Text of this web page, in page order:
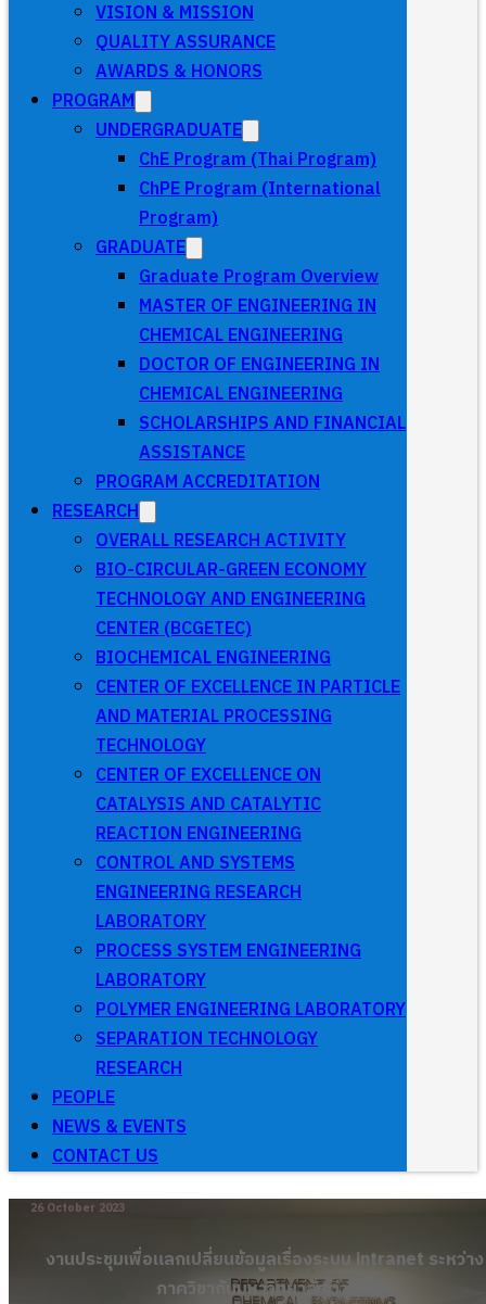
VISION & MISSION
QUALITY ASSURANCE
AWARDS & HONORS
PROGRAM
UNDERGRADUATE
ChE Program (Thai Program)
ChPE Program (International
Program)
GRADUATE
Graduate Program Overview
MASTER OF ENGINEERING IN
CHEMICAL ENGINEERING
DOCTOR OF ENGINEERING IN
CHEMICAL ENGINEERING
SCHOLARSHIPS AND FINANCIAL
ASSISTANCE
PROGRAM ACCREDITATION
RESEARCH
OVERALL RESEARCH ACTIVITY
BIO-CIRCULAR-GREEN ECONOMY
TECHNOLOGY AND ENGINEERING
CENTER (BCGETEC)
BIOCHEMICAL ENGINEERING
CENTER OF EXCELLENCE IN PARTICLE
AND MATERIAL PROCESSING
TECHNOLOGY
CENTER OF EXCELLENCE ON
CATALYSIS AND CATALYTIC
REACTION ENGINEERING
CONTROL AND SYSTEMS
ENGINEERING RESEARCH
LABORATORY
PROCESS SYSTEM ENGINEERING
LABORATORY
POLYMER ENGINEERING LABORATORY
SEPARATION TECHNOLOGY
RESEARCH
PEOPLE
NEWS & EVENTS
CONTACT US
26 October 2023
งานประชุมเพื่อแลกเปลี่ยนข้อมูลเรื่องระบบ intranet ระหว่าง
ภาควิชากับมหาวิทยาลัยต่าง ๆ